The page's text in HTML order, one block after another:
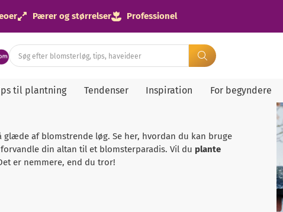
Pærer og størrelser Professionel
til plantning Tendenser Inspiration For begyndere
glæde af blomstrende løg. Se her, hvordan du kan bruge
din altan til et blomsterparadis. Vil du plante
er nemmere, end du tror!